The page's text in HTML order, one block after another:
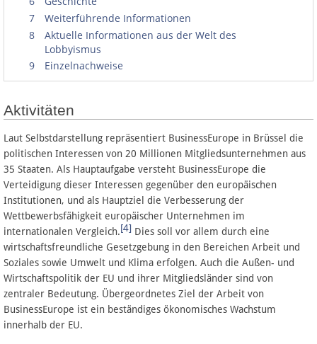
7
Weiterführende Informationen
8
Aktuelle Informationen aus der Welt des
Lobbyismus
9
Einzelnachweise
Aktivitäten
Laut Selbstdarstellung repräsentiert BusinessEurope in Brüssel die
politischen Interessen von 20 Millionen Mitgliedsunternehmen aus
35 Staaten. Als Hauptaufgabe versteht BusinessEurope die
Verteidigung dieser Interessen gegenüber den europäischen
Institutionen, und als Hauptziel die Verbesserung der
Wettbewerbsfähigkeit europäischer Unternehmen im
internationalen Vergleich.[4] Dies soll vor allem durch eine
wirtschaftsfreundliche Gesetzgebung in den Bereichen Arbeit und
Soziales sowie Umwelt und Klima erfolgen. Auch die Außen- und
Wirtschaftspolitik der EU und ihrer Mitgliedsländer sind von
zentraler Bedeutung. Übergeordnetes Ziel der Arbeit von
BusinessEurope ist ein beständiges ökonomisches Wachstum
innerhalb der EU.